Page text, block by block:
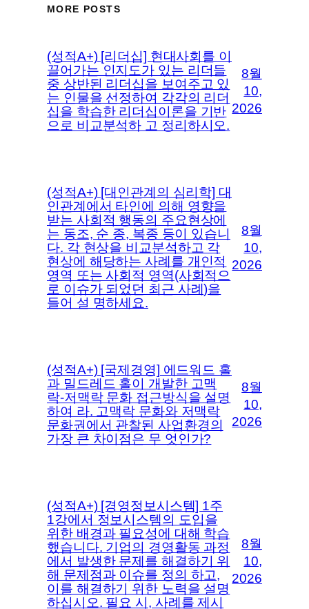
MORE POSTS
(성적A+) [리더십] 현대사회를 이
끌어가는 인지도가 있는 리더들
중 상반된 리더십을 보여주고 있
는 인물을 선정하여 각각의 리더
십을 학습한 리더십이론을 기반
으로 비교분석하 고 정리하시오.
8월
10,
2026
(성적A+) [대인관계의 심리학] 대
인관계에서 타인에 의해 영향을
받는 사회적 행동의 주요현상에
는 동조, 순 종, 복종 등이 있습니
다. 각 현상을 비교분석하고 각
현상에 해당하는 사례를 개인적
영역 또는 사회적 영역(사회적으
로 이슈가 되었던 최근 사례)을
들어 설 명하세요.
8월
10,
2026
(성적A+) [국제경영] 에드워드 홀
과 밀드레드 홀이 개발한 고맥
락-저맥락 문화 접근방식을 설명
하여 라. 고맥락 문화와 저맥락
문화권에서 관찰된 사업환경의
가장 큰 차이점은 무 엇인가?
8월
10,
2026
(성적A+) [경영정보시스템] 1주
1강에서 정보시스템의 도입을
위한 배경과 필요성에 대해 학습
했습니다. 기업의 경영활동 과정
에서 발생한 문제를 해결하기 위
해 문제점과 이슈를 정의 하고,
이를 해결하기 위한 노력을 설명
하십시오. 필요 시, 사례를 제시
8월
10,
2026